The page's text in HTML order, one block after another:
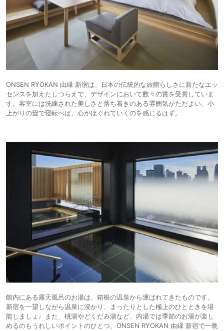
ONSEN RYOKAN 由縁 新宿は、日本の伝統的な旅館らしさに新たなエッ
センスを加えたしつらえで、デザインにおいて数々の賞を受賞していま
す。客室には洗練された美しさと落ち着きのある雰囲気がただよい、小
上がりの畳で寝転べば、心がほぐれていくのを感じるはず。
館内にある露天風呂のお湯は、箱根の温泉から運ばれてきたものです。
新宿を一望しながら温泉に浸かり、まったりとした極上のひとときを堪
能しましょ♩また、桃湯やどくだみ湯など、内湯では季節のお湯が楽し
めるのもうれしいポイントのひとつ。ONSEN RYOKAN 由縁 新宿で一晩